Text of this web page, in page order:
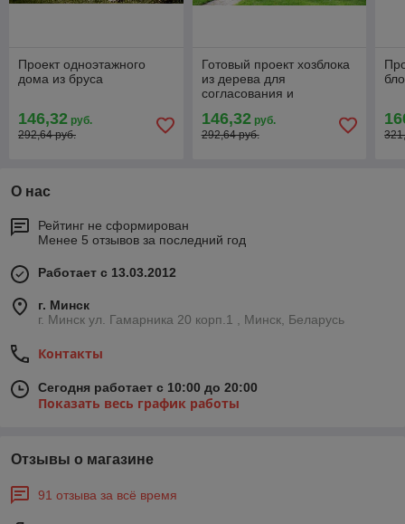
Проект одноэтажного
дома из бруса
146,32 руб.
292,64 руб.
Готовый проект хозблока
из дерева для
согласования и
146,32руб.
292,64 руб.
О нас
Рейтинг не сформирован
Менее 5 отзывов за последний год
Работает с 13.03.2012
г. Минск
г. Минск ул. Гамарника 20 корп.1 , Минск, Беларусь
Контакты
Сегодня работает с 10:00 до 20:00
Показать весь график работы
Отзывы о магазине
91 отзыва за всё время